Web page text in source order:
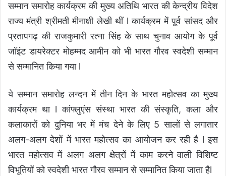
सम्मान समारोह कार्यक्रम की मुख्य अतिथि भारत की केन्द्रीय विदेश
राज्य मंत्री श्रीमती मीनाक्षी लेखी थीं l कार्यक्रम में पूर्व सांसद और
प्रतापगढ़ की राजकुमारी रत्ना सिंह के साथ चुनाव आयोग के पूर्व
जॉइंट डायरेक्टर मोहम्मद आमीन को भी भारत गौरव स्वदेशी सम्मान
से सम्मानित किया गया l
ये सम्मान समारोह लन्दन में तीन दिन के भारत महोत्सव का मुख्य
कार्यक्रम था l कांफ्लुएंस संस्था भारत की संस्कृति, कला और
कलाकारों को दुनिया भर में मंच देने के लिए 5 सालों से लगातार
अलग-अलग देशों में भारत महोत्सव का आयोजन कर रही है l इस
भारत महोत्सव में अलग अलग क्षेत्रों में काम करने वाली विशिष्ट
विभूतियों को स्वदेशी भारत गौरव सम्मान से सम्मानित किया जाता हैl